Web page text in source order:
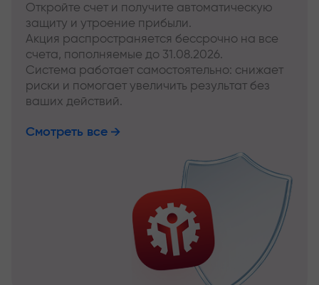
Откройте счет и получите автоматическую
защиту и утроение прибыли.
Акция распространяется бессрочно на все
счета, пополняемые до 31.08.2026.
Система работает самостоятельно: снижает
риски и помогает увеличить результат без
ваших действий.
Смотреть все